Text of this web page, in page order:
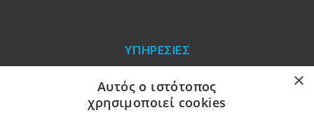
ΥΠΗΡΕΣΙΕΣ
Παραγγελίες και πληρωμές
×
Αυτός ο ιστότοπος
χρησιμοποιεί cookies